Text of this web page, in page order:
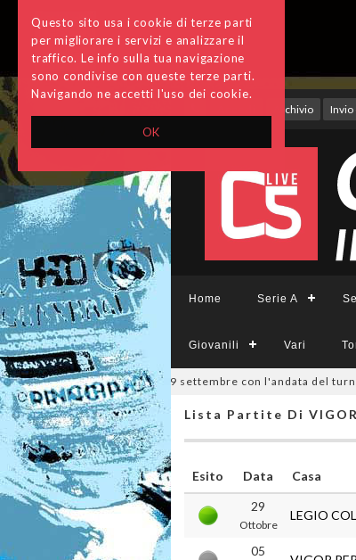
OK
Questo sito usa i cookie di terze parti
per migliorare i servizi e analizzare il
traffico. Le info sulla tua navigazione
sono condivise con queste terze parti.
Navigando ne accetti l'uso dei cookie.
Archivio Invio
Home Serie A
Giovanili Vari
Divisione, si parte il 19 settembre con l'andata del turno
Lista Partite Di VIGOR
Esito Data Casa
29
Ottobre
LEGIO
05